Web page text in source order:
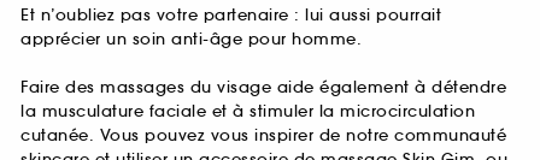
Et n’oubliez pas votre partenaire : lui aussi pourrait
apprécier un soin anti-âge pour homme.
Faire des massages du visage aide également à détendre
la musculature faciale et à stimuler la microcirculation
cutanée. Vous pouvez vous inspirer de notre communauté